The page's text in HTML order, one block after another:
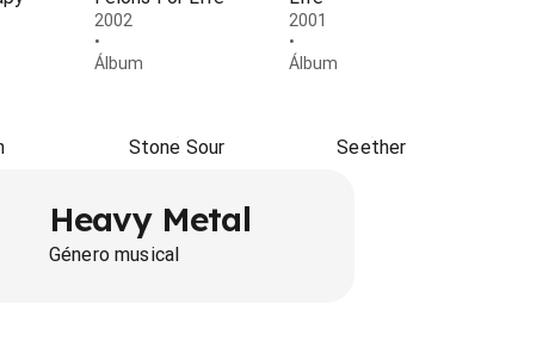
2002
•
Álbum
2001
•
Álbum
Stone Sour Seether
Heavy Metal
Género musical